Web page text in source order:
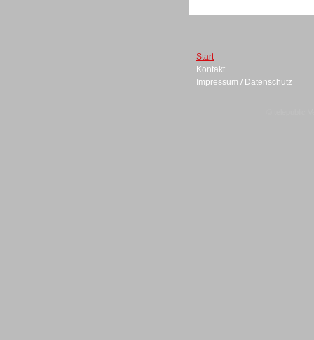
Start
Kontakt
Impressum / Datenschutz